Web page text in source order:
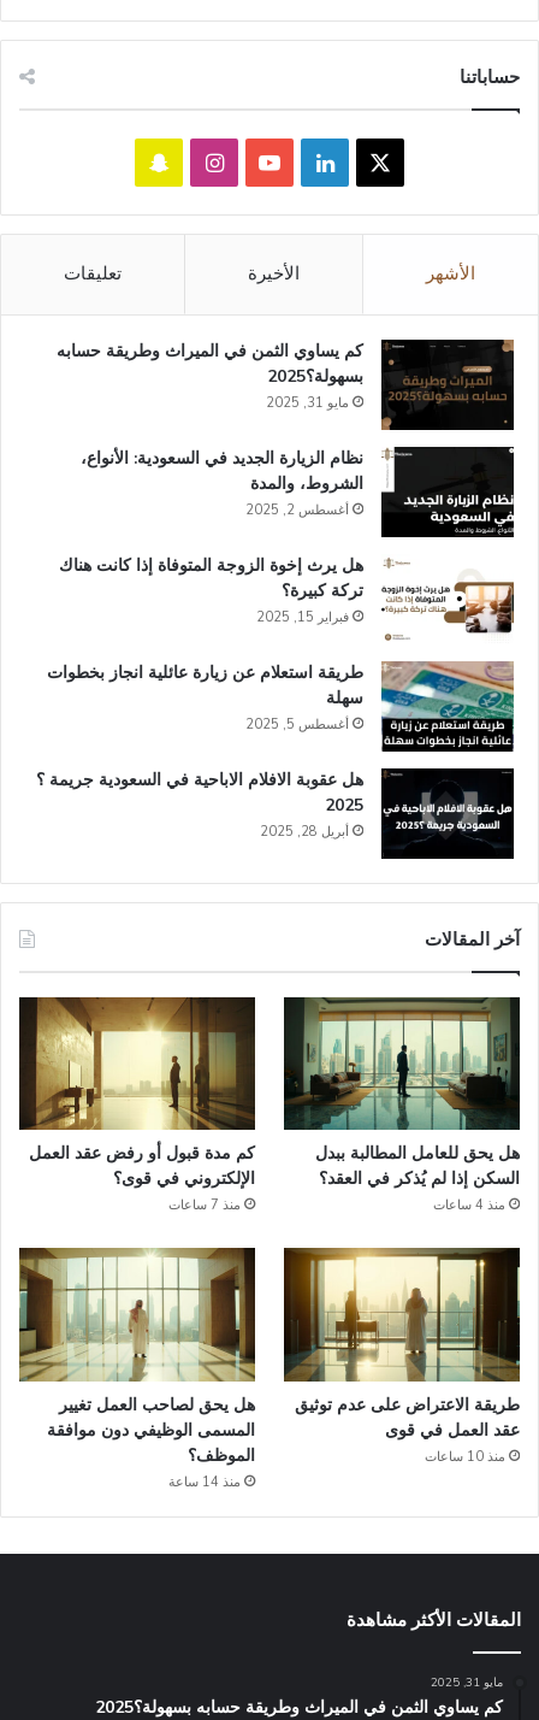
حساباتنا
لينكدإن‫YouTubeانستقرامسناب
تشات
الأشهر الأخيرة تعليقات
كم يساوي الثمن في الميراث​ وطريقة حسابه
بسهولة؟2025
مايو 31, 2025
نظام الزيارة الجديد في السعودية: الأنواع،
الشروط، والمدة
أغسطس 2, 2025
هل يرث إخوة الزوجة المتوفاة إذا كانت هناك
تركة كبيرة؟
فبراير 15, 2025
طريقة استعلام عن زيارة عائلية انجاز​ بخطوات
سهلة
أغسطس 5, 2025
هل عقوبة الافلام الاباحية في السعودية​ جريمة ؟
2025
أبريل 28, 2025
آخر المقالات
هل يحق للعامل المطالبة ببدل
السكن إذا لم يُذكر في العقد؟
منذ 4 ساعات
كم مدة قبول أو رفض عقد العمل
الإلكتروني في قوى؟
منذ 7 ساعات
طريقة الاعتراض على عدم توثيق
عقد العمل في قوى
منذ 10 ساعات
هل يحق لصاحب العمل تغيير
المسمى الوظيفي دون موافقة
الموظف؟
منذ 14 ساعة
المقالات الأكثر مشاهدة
مايو 31, 2025
كم يساوي الثمن في الميراث​ وطريقة حسابه بسهولة؟2025